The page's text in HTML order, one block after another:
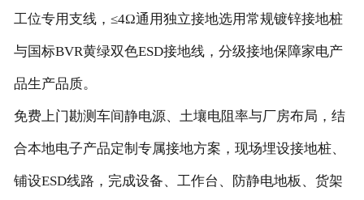
工位专用支线，≤4Ω通用独立接地选用常规镀锌接地桩
与国标BVR黄绿双色ESD接地线，分级接地保障家电产
品生产品质。
免费上门勘测车间静电源、土壤电阻率与厂房布局，结
合本地电子产品定制专属接地方案，现场埋设接地桩、
铺设ESD线路，完成设备、工作台、防静电地板、货架